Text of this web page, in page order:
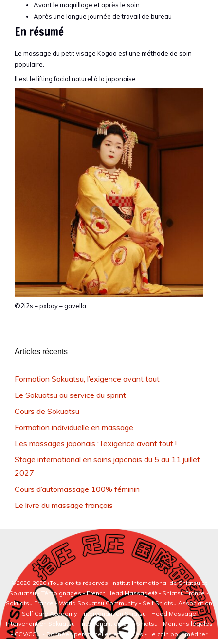
Avant le maquillage et après le soin
Après une longue journée de travail de bureau
En résumé
Le massage du petit visage Kogao est une méthode de soin
populaire.
Il est le lifting facial naturel à la japonaise.
©2i2s – pxbay – gavella
Articles récents
Formation Sokuatsu, l’exigence avant tout
Le Sokuatsu au service du sprint
Cours de Sokuatsu
Formation individuelle en massage
Les massages japonais : l’exigence avant tout !
Stage international en soins japonais du 5 au 11 juillet
2027
Cours d’automassage 100% féminin
Le livre du massage français
©2020-2026 (Tous droits réservés) Institut International de Shiatsu et
Sokuatsu- Témoignages-French Head Massage® - Shiatsu France -
Sokuatsu France -World Sokuatsu Community - Self Shiatsu Association
- Self Care Academy - Intervenant en Shiatsu - Head Massage-
Intervenant en Sokuatsu - Intervenant en Self-Shiatsu - Mentions légales
- CGV/CGU - Données personnelles et cookies - Le coin pour méditer